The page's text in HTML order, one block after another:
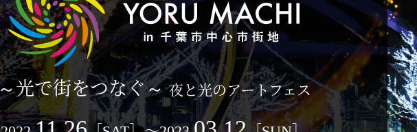
光で街をつなぐ～ 夜と光のアートフェス